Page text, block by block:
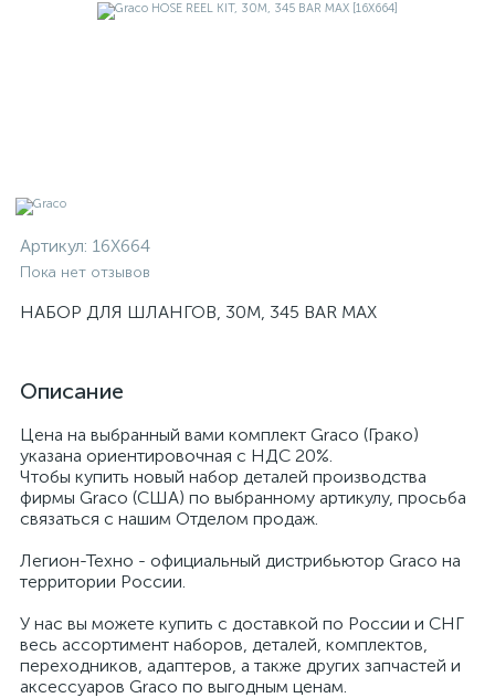
Артикул: 16X664
Пока нет отзывов
НАБОР ДЛЯ ШЛАНГОВ, 30M, 345 BAR MAX
Описание
Цена на выбранный вами комплект Graco (Грако)
указана ориентировочная с НДС 20%.
Чтобы купить новый набор деталей производства
фирмы Graco (США) по выбранному артикулу, просьба
связаться с нашим Отделом продаж.
Легион-Техно - официальный дистрибьютор Graco на
территории России.
У нас вы можете купить с доставкой по России и СНГ
весь ассортимент наборов, деталей, комплектов,
переходников, адаптеров, а также других запчастей и
аксессуаров Graco по выгодным ценам.